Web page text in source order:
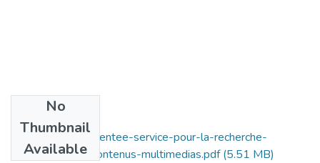
No
Thumbnail
Available
Une-approche-orientee-service-pour-la-recherche-
semantique-de-contenus-multimedias.pdf(5.51 MB)